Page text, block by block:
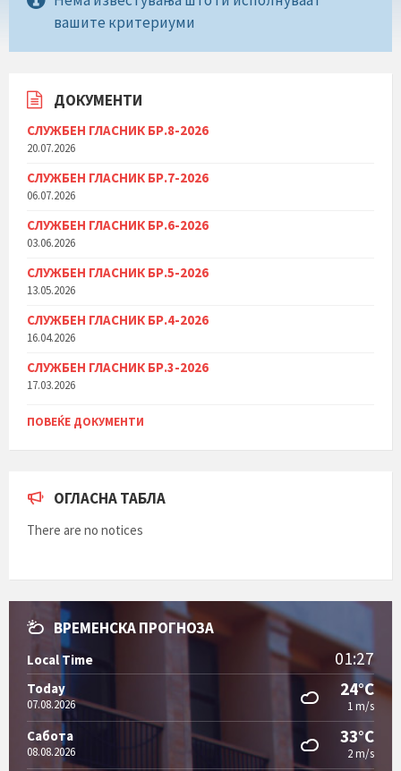
вашите критериуми
ДОКУМЕНТИ
СЛУЖБЕН ГЛАСНИК БР.8-2026
20.07.2026
СЛУЖБЕН ГЛАСНИК БР.7-2026
06.07.2026
СЛУЖБЕН ГЛАСНИК БР.6-2026
03.06.2026
СЛУЖБЕН ГЛАСНИК БР.5-2026
13.05.2026
СЛУЖБЕН ГЛАСНИК БР.4-2026
16.04.2026
СЛУЖБЕН ГЛАСНИК БР.3-2026
17.03.2026
ПОВЕЌЕ ДОКУМЕНТИ
ОГЛАСНА ТАБЛА
There are no notices
ВРЕМЕНСКА ПРОГНОЗА
Local Time 01:27
Today
07.08.2026
24°C
1 m/s
Сабота
08.08.2026
33°C
2 m/s